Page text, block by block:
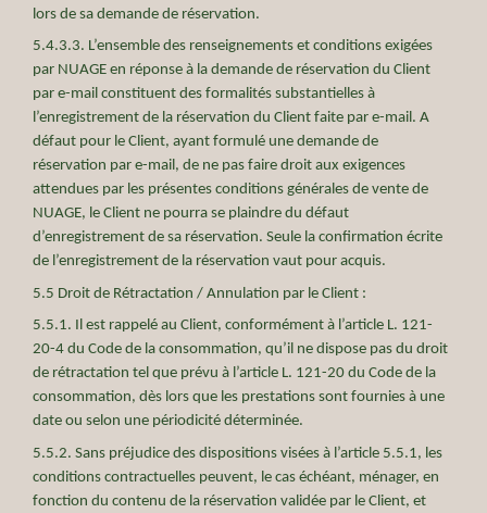
lors de sa demande de réservation.
5.4.3.3. L’ensemble des renseignements et conditions exigées
par NUAGE en réponse à la demande de réservation du Client
par e-mail constituent des formalités substantielles à
l’enregistrement de la réservation du Client faite par e-mail. A
défaut pour le Client, ayant formulé une demande de
réservation par e-mail, de ne pas faire droit aux exigences
attendues par les présentes conditions générales de vente de
NUAGE, le Client ne pourra se plaindre du défaut
d’enregistrement de sa réservation. Seule la confirmation écrite
de l’enregistrement de la réservation vaut pour acquis.
5.5 Droit de Rétractation / Annulation par le Client :
5.5.1. Il est rappelé au Client, conformément à l’article L. 121-
20-4 du Code de la consommation, qu’il ne dispose pas du droit
de rétractation tel que prévu à l’article L. 121-20 du Code de la
consommation, dès lors que les prestations sont fournies à une
date ou selon une périodicité déterminée.
5.5.2. Sans préjudice des dispositions visées à l’article 5.5.1, les
conditions contractuelles peuvent, le cas échéant, ménager, en
fonction du contenu de la réservation validée par le Client, et